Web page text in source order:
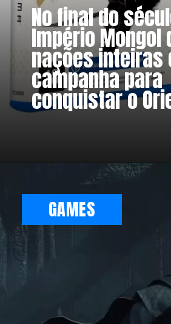
No final do
Império
nações inteiras
campanha para
conquistar o
GAMES